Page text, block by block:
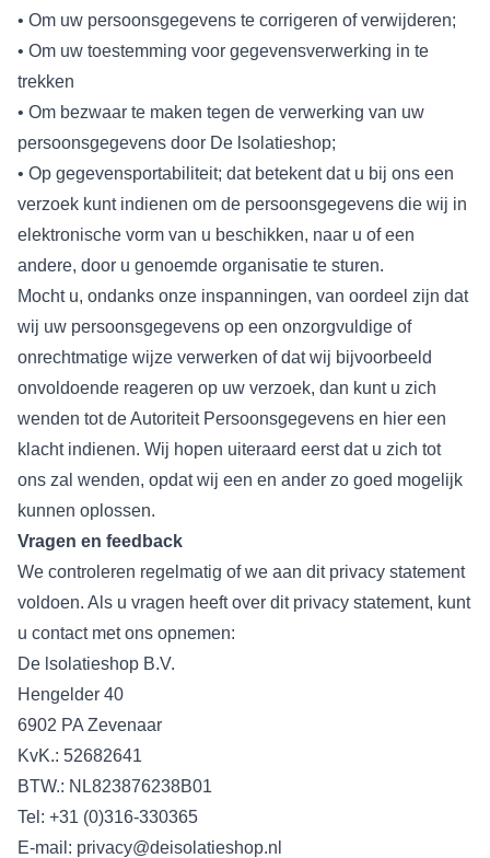
• Om uw persoonsgegevens te corrigeren of verwijderen;
• Om uw toestemming voor gegevensverwerking in te
trekken
• Om bezwaar te maken tegen de verwerking van uw
persoonsgegevens door De lsolatieshop;
• Op gegevensportabiliteit; dat betekent dat u bij ons een
verzoek kunt indienen om de persoonsgegevens die wij in
elektronische vorm van u beschikken, naar u of een
andere, door u genoemde organisatie te sturen.
Mocht u, ondanks onze inspanningen, van oordeel zijn dat
wij uw persoonsgegevens op een onzorgvuldige of
onrechtmatige wijze verwerken of dat wij bijvoorbeeld
onvoldoende reageren op uw verzoek, dan kunt u zich
wenden tot de Autoriteit Persoonsgegevens en hier een
klacht indienen. Wij hopen uiteraard eerst dat u zich tot
ons zal wenden, opdat wij een en ander zo goed mogelijk
kunnen oplossen.
Vragen en feedback
We controleren regelmatig of we aan dit privacy statement
voldoen. Als u vragen heeft over dit privacy statement, kunt
u contact met ons opnemen:
De lsolatieshop B.V.
Hengelder 40
6902 PA Zevenaar
KvK.: 52682641
BTW.: NL823876238B01
Tel: +31 (0)316-330365
E-mail: privacy@deisolatieshop.nl